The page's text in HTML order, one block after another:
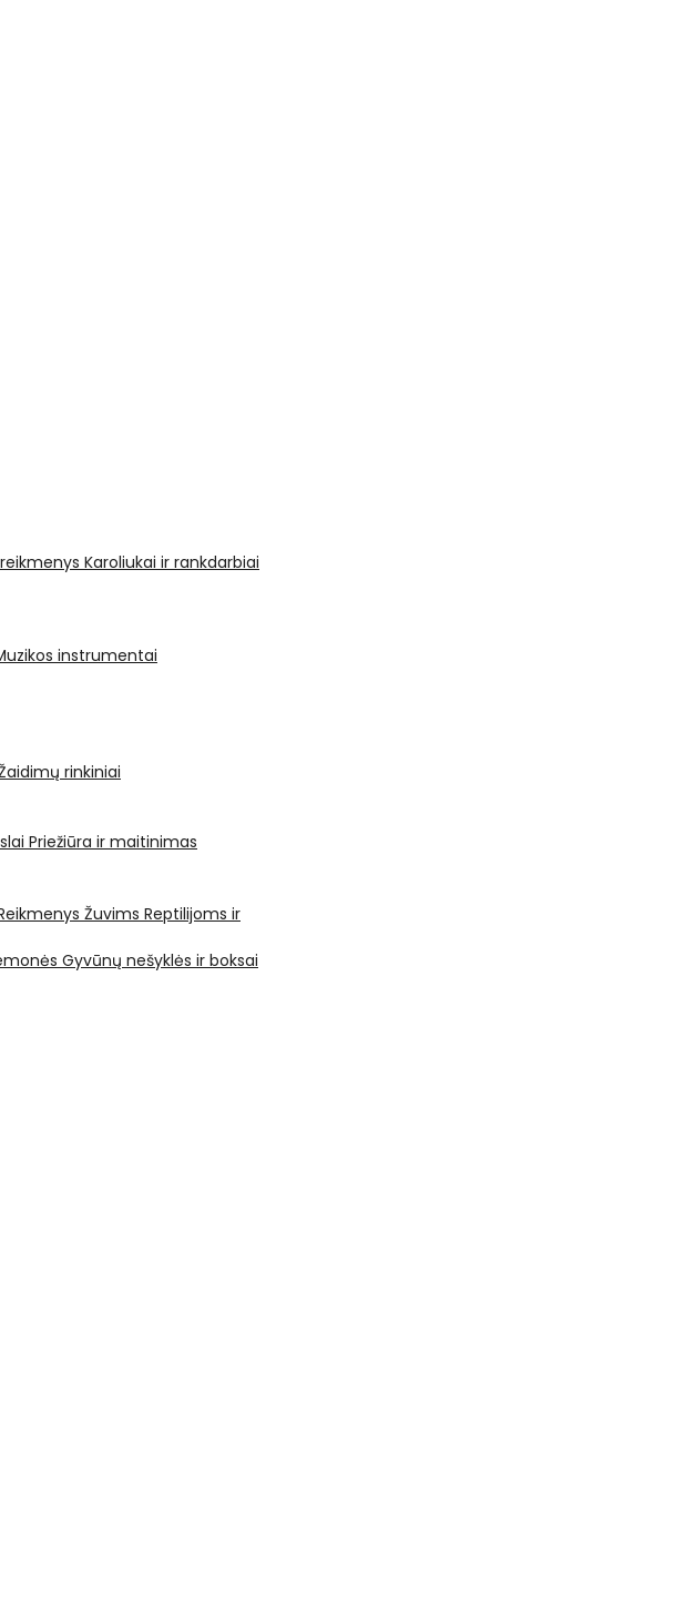
Karoliukai ir rankdarbiai
instrumentai
rinkiniai
Priežiūra ir maitinimas
Žuvims Reptilijoms ir
Gyvūnų nešyklės ir boksai